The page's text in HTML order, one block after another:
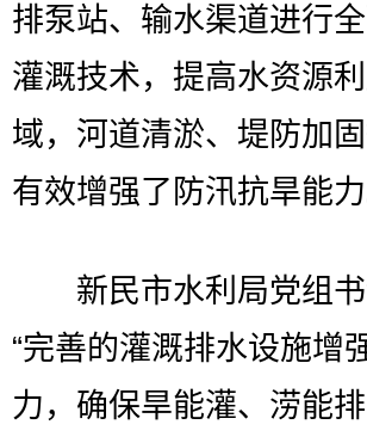
排泵站、输水渠道进行
灌溉技术，提高水资源
域，河道清淤、堤防加
有效增强了防汛抗旱能力
新民市水利局党组书
“完善的灌溉排水设施增
力，确保旱能灌、涝能